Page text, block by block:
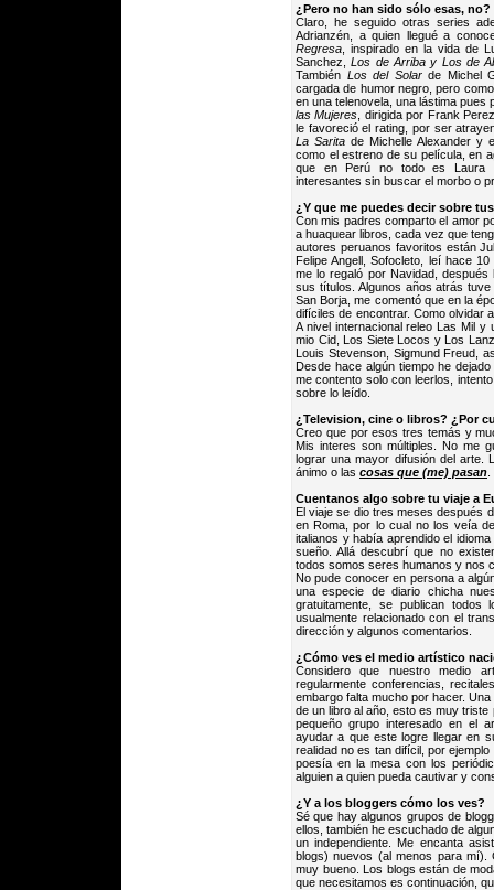
¿Pero no han sido sólo esas, no?
Claro, he seguido otras series
Adrianzén, a quien llegué a
Regresa , inspirado en la vida de
Sanchez,Los de Arriba y Los de
También Los del Solarde Michel
cargada de humor negro, pero
en una telenovela, una lástima
las Mujeres , dirigida por Frank
le favoreció el rating, por ser
La Sarita de Michelle Alexander y
como el estreno de su película, en
que en Perú no todo es Laura
interesantes sin buscar el morbo o
¿Y que me puedes decir sobre
Con mis padres comparto el amor
a huaquear libros, cada vez que
autores peruanos favoritos están
Felipe Angell, Sofocleto, leí hace
me lo regaló por Navidad,
sus títulos. Algunos años atrás
San Borja, me comentó que en la
difíciles de encontrar. Como olvidar
A nivel internacional releo Las Mil
mio Cid, Los Siete Locos y Los
Louis Stevenson, Sigmund Freud,
Desde hace algún tiempo he
me contento solo con leerlos,
sobre lo leído.
¿Television, cine o libros? ¿Por
Creo que por esos tres temás y
Mis interes son múltiples. No me
lograr una mayor difusión del arte.
ánimo o las cosas que (me) pasan
Cuentanos algo sobre tu viaje a
El viaje se dio tres meses después
en Roma, por lo cual no los veía
italianos y había aprendido el
sueño. Allá descubrí que no
todos somos seres humanos y nos
No pude conocer en persona a
una especie de diario chicha
gratuitamente, se publican
usualmente relacionado con el
dirección y algunos comentarios.
¿Cómo ves el medio artístico
Considero que nuestro medio
regularmente conferencias,
embargo falta mucho por hacer.
de un libro al año, esto es muy
pequeño grupo interesado en el
ayudar a que este logre llegar en
realidad no es tan difícil, por
poesía en la mesa con los
alguien a quien pueda cautivar y
¿Y a los bloggers cómo los ves?
Sé que hay algunos grupos de
ellos, también he escuchado de
un independiente. Me encanta
blogs) nuevos (al menos para mí).
muy bueno. Los blogs están de
que necesitamos es continuación,